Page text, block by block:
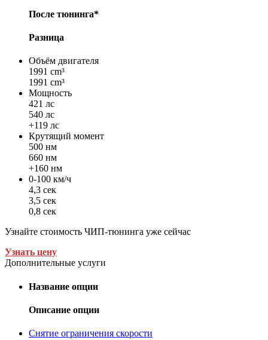
После тюнинга*
Разница
Объём двигателя
1991 cm³
1991 cm³
Мощность
421 лс
540 лс
+119 лс
Крутящий момент
500 нм
660 нм
+160 нм
0-100 км/ч
4,3 сек
3,5 сек
0,8 сек
Узнайте стоимость ЧИП-тюнинга уже сейчас
Узнать цену
Дополнительные услуги
Название опции
Описание опции
Снятие ограничения скорости